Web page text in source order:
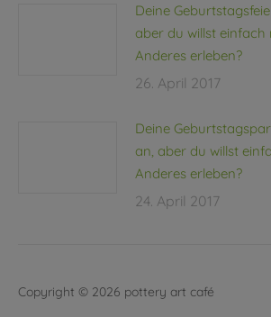
Deine
aber du willst einfach
Anderes erleben?
26. April 2017
Deine
an, aber du willst
Anderes erleben?
24. April 2017
Copyright © 2026 pottery art café